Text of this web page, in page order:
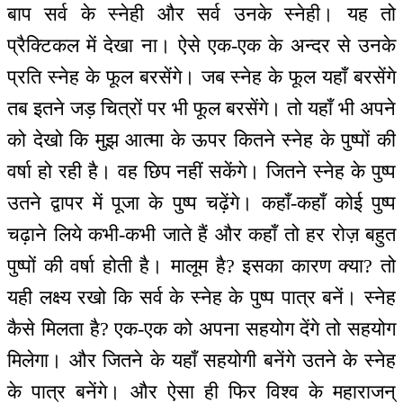
बाप सर्व के स्नेही और सर्व उनके स्नेही। यह तो
प्रैक्टिकल में देखा ना। ऐसे एक-एक के अन्दर से उनके
प्रति स्नेह के फूल बरसेंगे। जब स्नेह के फूल यहाँ बरसेंगे
तब इतने जड़ चित्रों पर भी फूल बरसेंगे। तो यहाँ भी अपने
को देखो कि मुझ आत्मा के ऊपर कितने स्नेह के पुष्पों की
वर्षा हो रही है। वह छिप नहीं सकेंगे। जितने स्नेह के पुष्प
उतने द्वापर में पूजा के पुष्प चढ़ेंगे। कहाँ-कहाँ कोई पुष्प
चढ़ाने लिये कभी-कभी जाते हैं और कहाँ तो हर रोज़ बहुत
पुष्पों की वर्षा होती है। मालूम है? इसका कारण क्या? तो
यही लक्ष्य रखो कि सर्व के स्नेह के पुष्प पात्र बनें। स्नेह
कैसे मिलता है? एक-एक को अपना सहयोग देंगे तो सहयोग
मिलेगा। और जितने के यहाँ सहयोगी बनेंगे उतने के स्नेह
के पात्र बनेंगे। और ऐसा ही फिर विश्व के महाराजन्